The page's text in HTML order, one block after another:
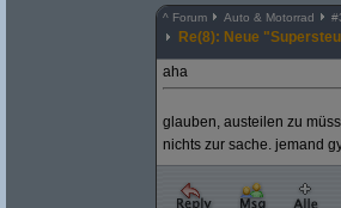
^ Forum Auto & Motorrad #
Re(8): Neue
aha
glauben, austeilen zu
nichts zur sache. jemand